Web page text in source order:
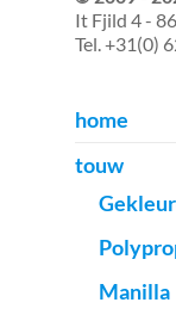
It Fjild 4 -
Tel. +31(0)
home
touw
Manilla